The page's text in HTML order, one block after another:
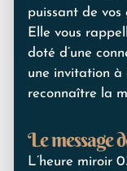
puissant de
Elle vous
doté d’une
une invitation à
reconnaître la
Le message
L’heure miroir